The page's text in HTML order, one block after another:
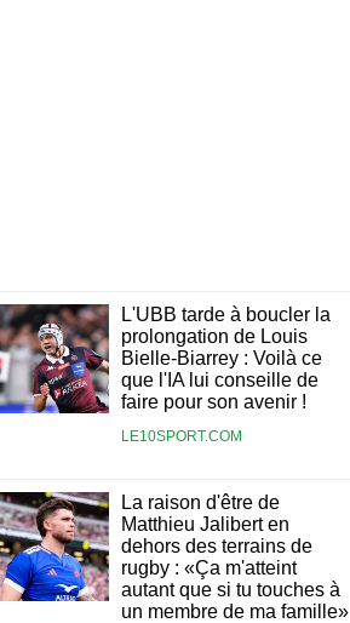
L'UBB tarde à boucler la
prolongation de Louis
Bielle-Biarrey : Voilà ce
que l'IA lui conseille de
faire pour son avenir !
LE10SPORT.COM
La raison d'être de
Matthieu Jalibert en
dehors des terrains de
rugby : «Ça m'atteint
autant que si tu touches à
un membre de ma famille»